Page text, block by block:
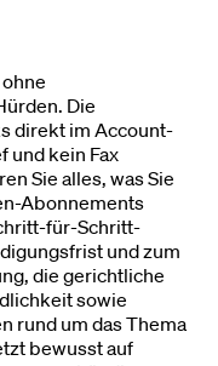
Die
direkt im Account-
und kein Fax
Sie alles, was Sie
Abonnements
für-Schritt-
und zum
die gerichtliche
sowie
rund um das Thema
bewusst auf